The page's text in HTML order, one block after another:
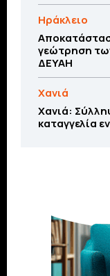
Ηράκλειο
γεώτρηση
ΔΕΥΑΗ
Χανιά
Χανιά:
καταγγελία